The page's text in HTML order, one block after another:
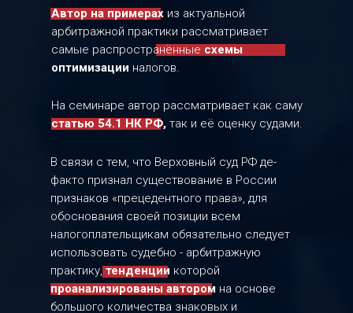
Автор на примерах из актуальной
арбитражной практики рассматривает
самые распространённые схемы
оптимизации налогов.
На семинаре автор рассматривает как саму
статью 54.1 НК РФ, так и её оценку судами.
В связи с тем, что Верховный суд РФ де-
факто признал существование в России
признаков «прецедентного права», для
обоснования своей позиции всем
налогоплательщикам обязательно следует
использовать судебно - арбитражную
практику,тенденции которой
проанализированы автором на основе
большого количества знаковых и